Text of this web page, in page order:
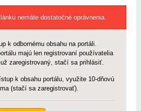
nemáte dostatočné oprávnenia.
k odbornému obsahu na portáli.
majú len registrovaní používatelia
zaregistrovaný, stačí sa prihlásiť.
k obsahu portálu, využite 10-dňovú
(stačí sa zaregistrovať).